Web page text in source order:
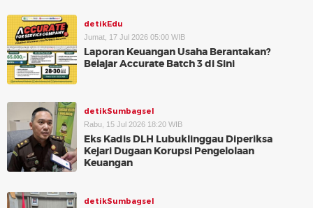
detikEdu
Jumat, 17 Jul 2026 05:00 WIB
Laporan Keuangan Usaha Berantakan?
Belajar Accurate Batch 3 di Sini
detikSumbagsel
Rabu, 15 Jul 2026 18:20 WIB
Eks Kadis DLH Lubuklinggau Diperiksa
Kejari Dugaan Korupsi Pengelolaan
Keuangan
detikSumbagsel